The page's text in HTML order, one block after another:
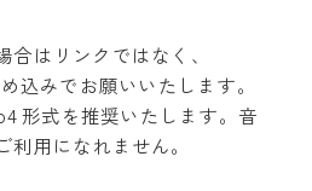
はリンクではなく、
込みでお願いいたします。
形式を推奨いたします。音
用になれません。